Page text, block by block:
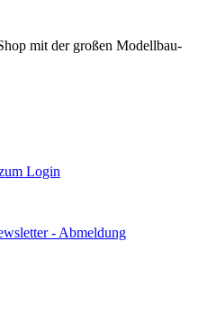
mit der großen Modellbau-
Login
- Abmeldung